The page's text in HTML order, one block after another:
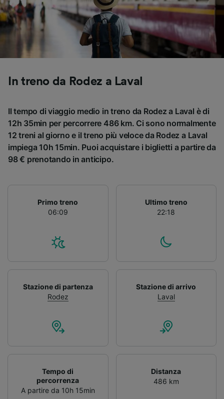
In treno da Rodez a Laval
Il tempo di viaggio medio in treno da Rodez a Laval è di
12h 35min per percorrere 486 km. Ci sono normalmente
12 treni al giorno e il treno più veloce da Rodez a Laval
impiega 10h 15min. Puoi acquistare i biglietti a partire da
98 € prenotando in anticipo.
Primo treno
06:09
Ultimo treno
22:18
Stazione di partenza
Rodez
Stazione di arrivo
Laval
Tempo di
percorrenza
A partire da 10h 15min
Distanza
486 km